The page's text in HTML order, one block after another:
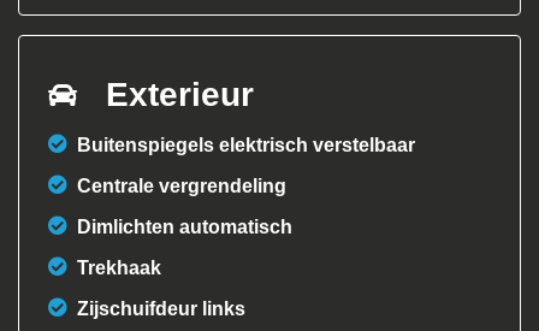
Exterieur
Buitenspiegels elektrisch verstelbaar
Centrale vergrendeling
Dimlichten automatisch
Trekhaak
Zijschuifdeur links